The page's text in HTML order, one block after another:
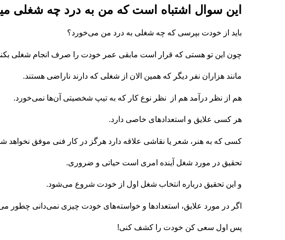
این سوال اشتباه است که من به درد چه شغلی
باید از خودت بپرسی که چه شغلی به درد من می‌خورد؟
چون این تو هستی که قرار است مابقی عمر خودت را صرف انجام شغلی
مانند هزاران نفر دیگر که همین الان از شغلی که دارند ناراضی هستند.
هم از نظر درآمد هم از نظر نوع کار که به تیپ شخصیتی آن‌ها نمی‌خورد.
هر کسی علایق و استعدادهای خاصی دارد.
کسی که به هنر، شعر یا نقاشی علاقه دارد هرگز در کار فنی موفق نخواهد
تحقیق در مورد شغل آینده امری است حیاتی و ضروری.
و این تحقیق درباره انتخاب شغل اول از خودت شروع می‌شود.
اگر در مورد علایق، استعدادها و خواسته‌های خودت چیزی نمی‌دانی چطور
پس اول سعی کن خودت را کشف کنی!